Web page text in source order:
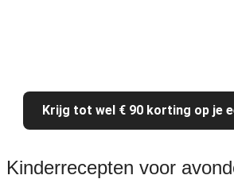
Krijg tot wel € 90 korting op je
Kinderrecepten voor